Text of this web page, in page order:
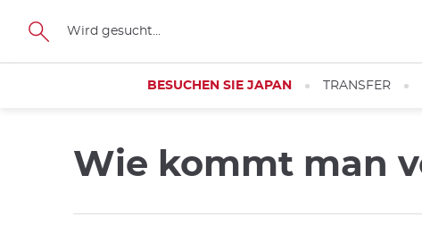
Größe
BESUCHEN SIE JAPAN TRANSFER
Wie kommt man